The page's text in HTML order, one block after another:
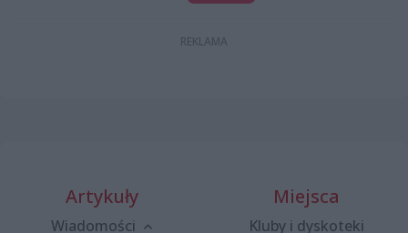
Artykuły
Wiadomości
Miejsca
Kluby i dyskoteki